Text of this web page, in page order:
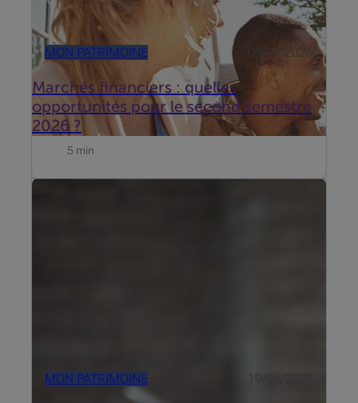
MON PATRIMOINE 09/07/2026
Marchés financiers : quelles
opportunités pour le second semestre
2026 ?
5 min
MON PATRIMOINE
Mise à jour du 19 juni 2026